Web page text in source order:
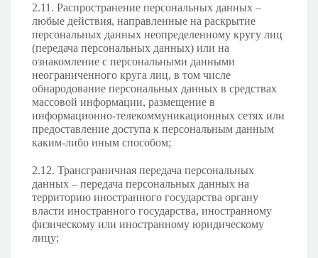
2.11. Распространение персональных данных –
любые действия, направленные на раскрытие
персональных данных неопределенному кругу лиц
(передача персональных данных) или на
ознакомление с персональными данными
неограниченного круга лиц, в том числе
обнародование персональных данных в средствах
массовой информации, размещение в
информационно-телекоммуникационных сетях или
предоставление доступа к персональным данным
каким-либо иным способом;
2.12. Трансграничная передача персональных
данных – передача персональных данных на
территорию иностранного государства органу
власти иностранного государства, иностранному
физическому или иностранному юридическому
лицу;